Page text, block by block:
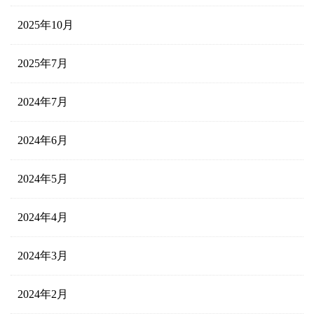
2025年10月
2025年7月
2024年7月
2024年6月
2024年5月
2024年4月
2024年3月
2024年2月